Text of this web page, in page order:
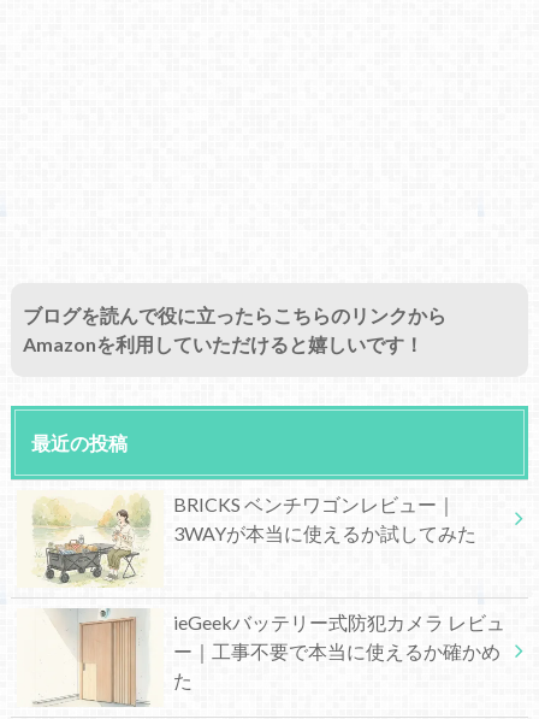
ブログを読んで役に立ったらこちらのリンクから
Amazonを利用していただけると嬉しいです！
最近の投稿
BRICKS ベンチワゴンレビュー｜
3WAYが本当に使えるか試してみた
ieGeekバッテリー式防犯カメラ レビュ
ー｜工事不要で本当に使えるか確かめ
た